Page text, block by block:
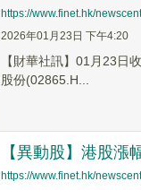
https://www.finet.hk/
2026年01月23日 下午4:20
【財華社訊】01月23日
股份(02865.H...
【異動股】港股
https://www.finet.hk/